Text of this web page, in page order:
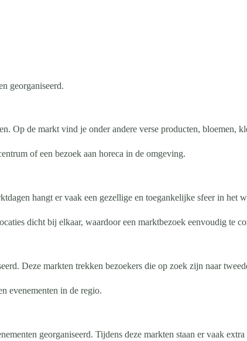
georganiseerd.
Op de markt vind je onder andere verse producten, bloemen,
of een bezoek aan horeca in de omgeving.
hangt er vaak een gezellige en toegankelijke sfeer in het
dicht bij elkaar, waardoor een marktbezoek eenvoudig te
Deze markten trekken bezoekers die op zoek zijn naar
evenementen in de regio.
georganiseerd. Tijdens deze markten staan er vaak